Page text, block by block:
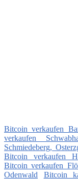
Bitcoin verkaufen
verkaufen
Schmiedeberg,
Bitcoin verkaufen
Bitcoin verkaufen
Odenwald
Bitcoin